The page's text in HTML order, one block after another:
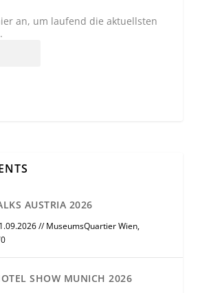
an, um laufend die aktuellsten
AUSTRIA 2026
// MuseumsQuartier Wien,
SHOW MUNICH 2026